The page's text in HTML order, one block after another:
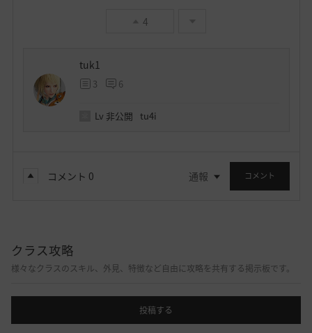
4
tuk1
3 6
Lv 非公開 tu4i
コメント 0 通報 コメント
クラス攻略
様々なクラスのスキル、外見、特徴など自由に攻略を共有する掲示板です。
投稿する